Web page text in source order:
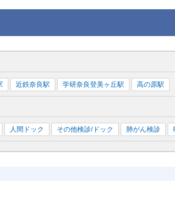
近鉄奈良駅 学研奈良登美ヶ丘駅 高の原駅
人間ドック その他検診/ドック 肺がん検診